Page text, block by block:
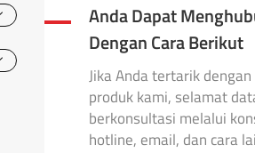
Anda Dapat
Dengan Cara Berikut
Jika Anda tertarik
produk kami, selamat
berkonsultasi melalui
hotline, email, dan cara